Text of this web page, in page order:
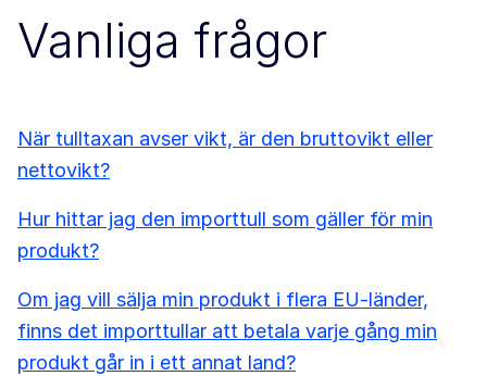
Vanliga frågor
När tulltaxan avser vikt, är den bruttovikt eller
nettovikt?
Hur hittar jag den importtull som gäller för min
produkt?
Om jag vill sälja min produkt i flera EU-länder,
finns det importtullar att betala varje gång min
produkt går in i ett annat land?